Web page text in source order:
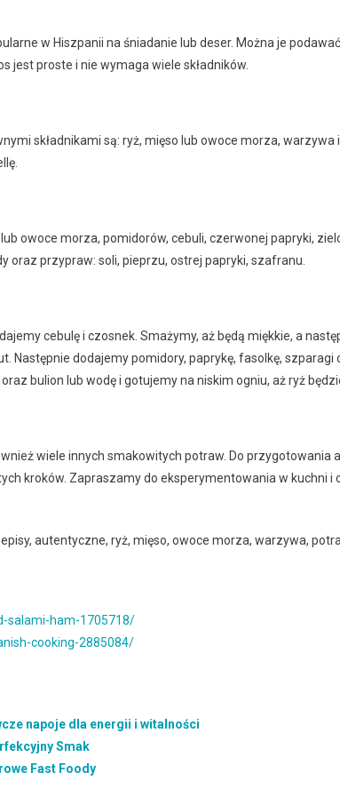
w Hiszpanii na śniadanie lub deser. Można je
jest proste i nie wymaga wiele składników.
składnikami są: ryż, mięso lub owoce morza, warzywa
owoce morza, pomidorów, cebuli, czerwonej papryki,
oraz przypraw: soli, pieprzu, ostrej papryki, szafranu.
cebulę i czosnek. Smażymy, aż będą miękkie, a
Następnie dodajemy pomidory, paprykę, fasolkę, szparagi
bulion lub wodę i gotujemy na niskim ogniu, aż ryż
wiele innych smakowitych potraw. Do przygotowania
kroków. Zapraszamy do eksperymentowania w kuchni i
autentyczne, ryż, mięso, owoce morza, warzywa,
salami-ham-1705718/
cooking-2885084/
napoje dla energii i witalności
Smak
Fast Foody